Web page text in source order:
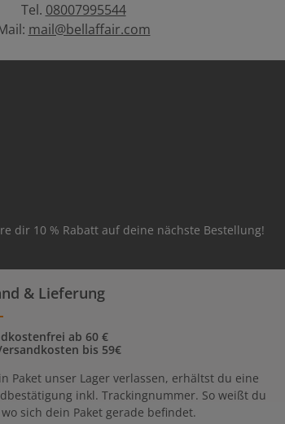
Tel. 08007995544
mail@bellaffair.com
dir 10 % Rabatt auf deine nächste Bestellung!
& Lieferung
ab 60 €
bis 59€
Paket unser Lager verlassen, erhältst du eine
inkl. Trackingnummer. So weißt du
sich dein Paket gerade befindet.